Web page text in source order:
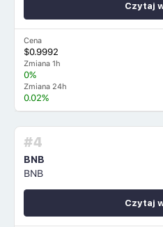
Cena
$0.9992
Zmiana 1h
0%
Zmiana 24h
0.02%
Czytaj
#4
BNB
BNB
Czytaj